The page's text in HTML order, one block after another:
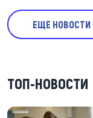
ЕЩЕ НОВОСТИ
ТОП-НОВОСТИ